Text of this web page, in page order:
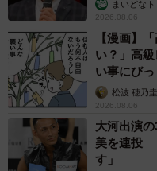
ピアニストの山田さんと連弾
茶白の猫は、近づくと膝
たいと思い、なるべく早
の名前は、もりすにした。
まいどな
2026.08.06
【漫画】
い？」高
い事にび
松波 穂乃圭
2026.08.06
大河出演
美を連投
す」